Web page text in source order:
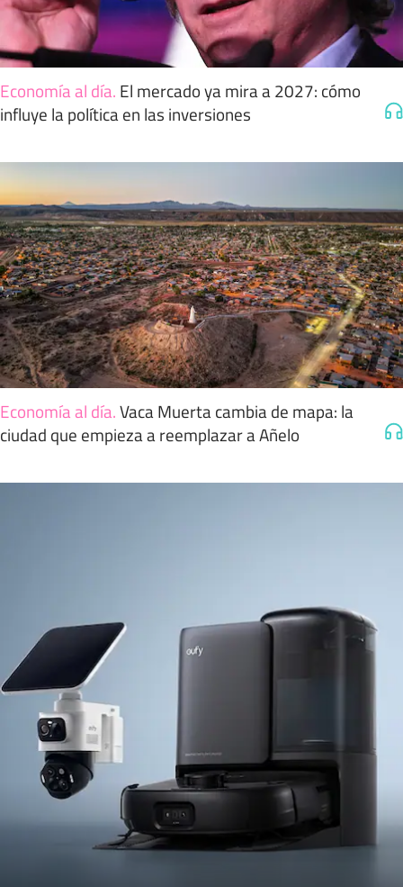
Economía al día. El mercado ya mira a 2027: cómo
influye la política en las inversiones
Economía al día.Vaca Muerta cambia de mapa: la
ciudad que empieza a reemplazar a Añelo